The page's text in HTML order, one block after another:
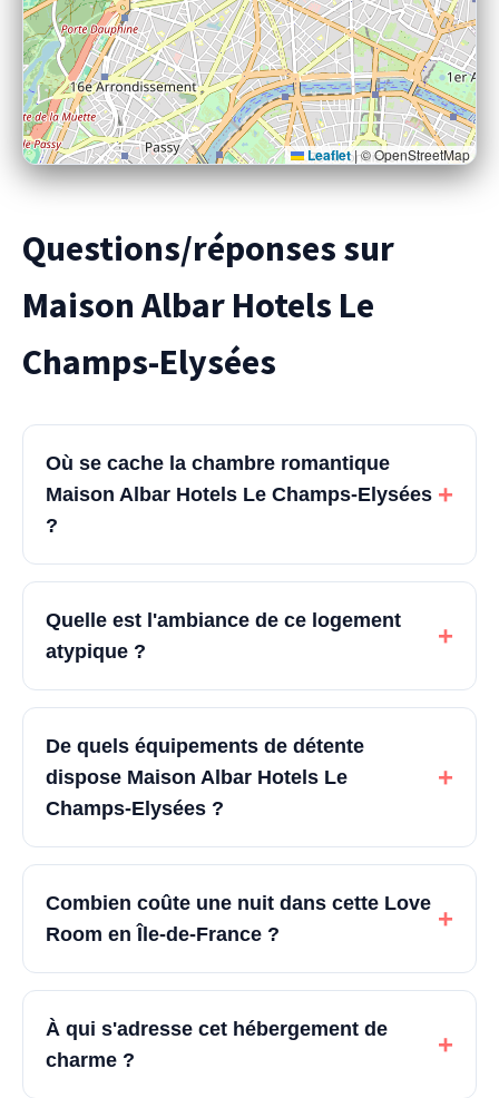
Leaflet |© OpenStreetMap
Questions/réponses sur
Maison Albar Hotels Le
Champs-Elysées
Où se cache la chambre romantique
Maison Albar Hotels Le Champs-Elysées
?
+
Quelle est l'ambiance de ce logement
atypique ?
+
De quels équipements de détente
dispose Maison Albar Hotels Le
Champs-Elysées ?
+
Combien coûte une nuit dans cette Love
Room en Île-de-France ?
+
À qui s'adresse cet hébergement de
charme ?
+